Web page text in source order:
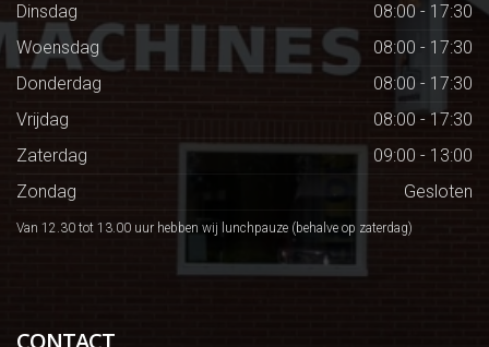
Dinsdag
08:00 - 17:30
Woensdag
08:00 - 17:30
Donderdag
08:00 - 17:30
Vrijdag
08:00 - 17:30
Zaterdag
09:00 - 13:00
Zondag
Gesloten
Van 12.30 tot 13.00 uur hebben wij lunchpauze (behalve op zaterdag)
CONTACT